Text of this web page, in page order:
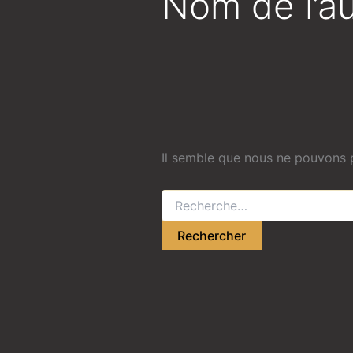
Il semble que nous ne pouvons
Rechercher :